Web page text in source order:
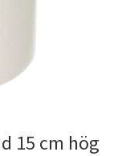
15 cm hög